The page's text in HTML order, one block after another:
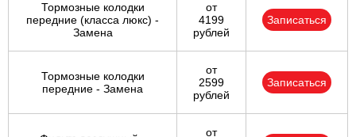
Тормозные колодки
передние (класса люкс) -
Замена
от
4199
рублей
Записаться
Тормозные колодки
передние - Замена
от
2599
рублей
Записаться
от